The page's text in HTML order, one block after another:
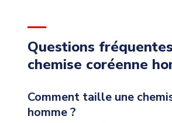
Questions
chemise coréenne
Comment taille une
homme ?